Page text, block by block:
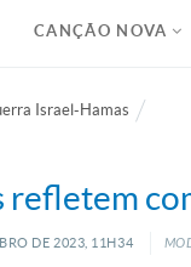
CANÇÃO NOVA
Israel-Hamas
refletem
DE 2023, 11H34